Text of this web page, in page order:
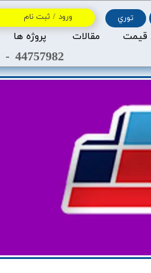
قیمت مقالات پروژه ها
توري ورود / ثبت نام
حساب کاربری من
تغییر گذر واژه
سفارشات
2- 244757982